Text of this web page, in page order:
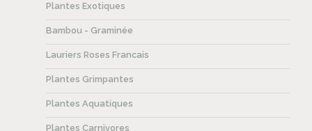
Plantes Exotiques
Bambou - Graminée
Lauriers Roses Francais
Plantes Grimpantes
Plantes Aquatiques
Plantes Carnivores